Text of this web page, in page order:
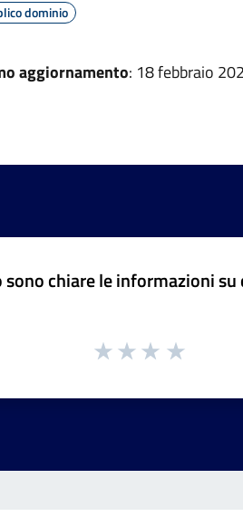
dominio
aggiornamento: 18 febbraio
sono chiare le informazioni su